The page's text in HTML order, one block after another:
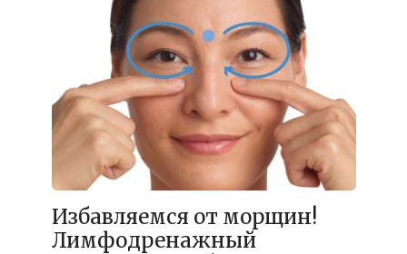
Избавляемся от морщин!
Лимфодренажный